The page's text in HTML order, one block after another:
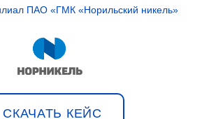
ПАО «ГМК «Норильский никель»
СКАЧАТЬ КЕЙС